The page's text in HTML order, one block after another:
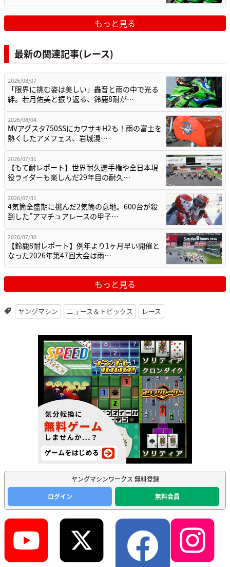
もっと見る
最新の関連記事(レース)
2026/08/07
「限界に挑む姿は美しい」轟音と雨の中で光る
絆。若月佑美と振り返る、鈴鹿8耐が…
2026/08/04
MVアグスタ750SSにカワサキH2も！雨の富士を
熱くしたアメフェス、岩城滉…
2026/07/31
【もて耐レポート】世界耐久選手権や全日本現
役ライダーも楽しんだ29年目の耐久…
2026/07/31
4気筒全盛期に挑んだ2気筒の意地。600台が殺
到した”アマチュアレースの甲子…
2026/07/30
【鈴鹿8耐レポート】例年より1ヶ月早い開催と
なった2026年第47回大会は雨…
もっと見る
ヤングマシン ニュース＆トピックス レース
ヤングマシンワークス 無料登録
ログイン
無料会員